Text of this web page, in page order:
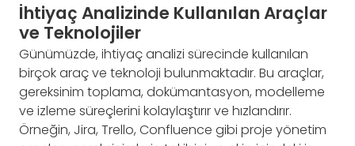
İhtiyaç Analizinde Kullanılan Araçlar
ve Teknolojiler
Günümüzde, ihtiyaç analizi sürecinde kullanılan
birçok araç ve teknoloji bulunmaktadır. Bu araçlar,
gereksinim toplama, dokümantasyon, modelleme
ve izleme süreçlerini kolaylaştırır ve hızlandırır.
Örneğin, Jira, Trello, Confluence gibi proje yönetim